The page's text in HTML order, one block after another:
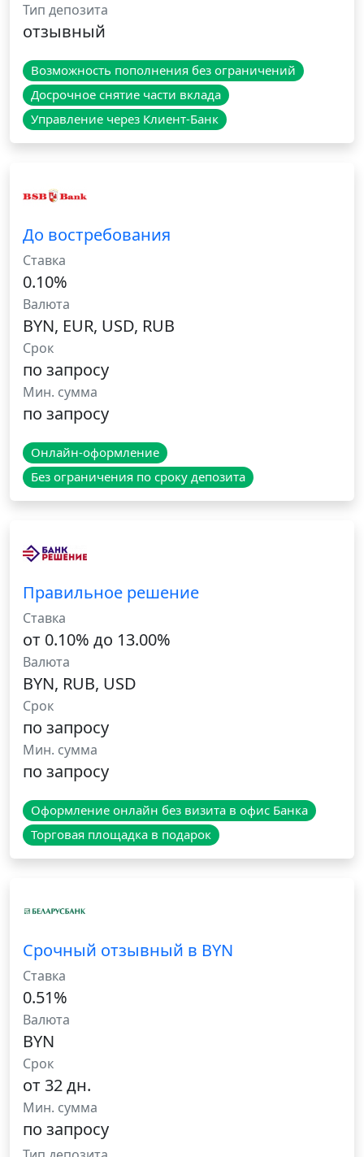
Тип депозита
отзывный
Возможность пополнения без ограничений
Досрочное снятие части вклада
Управление через Клиент-Банк
До востребования
Ставка
0.10%
Валюта
BYN, EUR, USD, RUB
Срок
по запросу
Мин. сумма
по запросу
Онлайн-оформление
Без ограничения по сроку депозита
Правильное решение
Ставка
от 0.10% до 13.00%
Валюта
BYN, RUB, USD
Срок
по запросу
Мин. сумма
по запросу
Оформление онлайн без визита в офис Банка
Торговая площадка в подарок
Срочный отзывный в BYN
Ставка
0.51%
Валюта
BYN
Срок
от 32 дн.
Мин. сумма
по запросу